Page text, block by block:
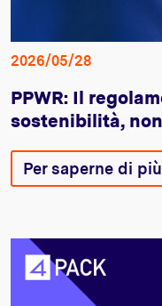
2026/05/28
PPWR: Il
sostenibilità,
Per saperne di più